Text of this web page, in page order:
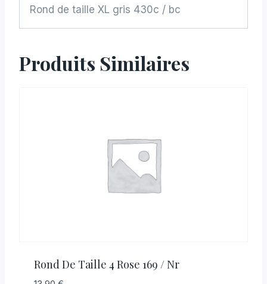
Rond de taille XL gris 430c / bc
Produits Similaires
Rond De Taille 4 Rose 169 / Nr